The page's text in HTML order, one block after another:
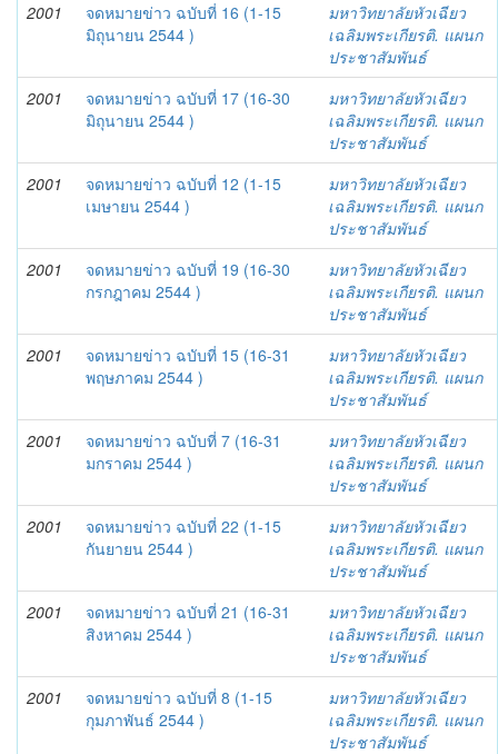
2001
จดหมายข่าว ฉบับที่ 16 (1-15
มิถุนายน 2544 )
มหาวิทยาลัยหัวเฉียว
เฉลิมพระเกียรติ. แผนก
ประชาสัมพันธ์
2001
จดหมายข่าว ฉบับที่ 17 (16-30
มิถุนายน 2544 )
มหาวิทยาลัยหัวเฉียว
เฉลิมพระเกียรติ. แผนก
ประชาสัมพันธ์
2001
จดหมายข่าว ฉบับที่ 12 (1-15
เมษายน 2544 )
มหาวิทยาลัยหัวเฉียว
เฉลิมพระเกียรติ. แผนก
ประชาสัมพันธ์
2001
จดหมายข่าว ฉบับที่ 19 (16-30
กรกฎาคม 2544 )
มหาวิทยาลัยหัวเฉียว
เฉลิมพระเกียรติ. แผนก
ประชาสัมพันธ์
2001
จดหมายข่าว ฉบับที่ 15 (16-31
พฤษภาคม 2544 )
มหาวิทยาลัยหัวเฉียว
เฉลิมพระเกียรติ. แผนก
ประชาสัมพันธ์
2001
จดหมายข่าว ฉบับที่ 7 (16-31
มกราคม 2544 )
มหาวิทยาลัยหัวเฉียว
เฉลิมพระเกียรติ. แผนก
ประชาสัมพันธ์
2001
จดหมายข่าว ฉบับที่ 22 (1-15
กันยายน 2544 )
มหาวิทยาลัยหัวเฉียว
เฉลิมพระเกียรติ. แผนก
ประชาสัมพันธ์
2001
จดหมายข่าว ฉบับที่ 21 (16-31
สิงหาคม 2544 )
มหาวิทยาลัยหัวเฉียว
เฉลิมพระเกียรติ. แผนก
ประชาสัมพันธ์
2001
จดหมายข่าว ฉบับที่ 8 (1-15
กุมภาพันธ์ 2544 )
มหาวิทยาลัยหัวเฉียว
เฉลิมพระเกียรติ. แผนก
ประชาสัมพันธ์